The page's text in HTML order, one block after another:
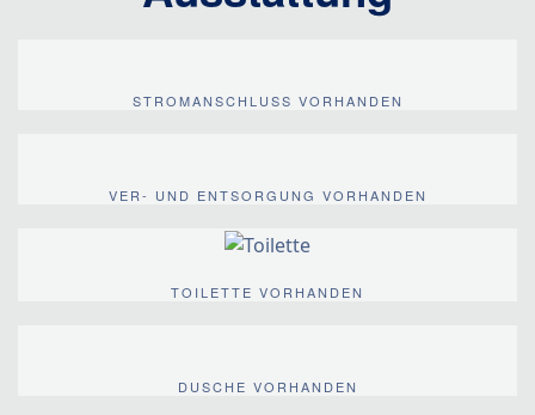
STROMANSCHLUSS VORHANDEN
VER- UND ENTSORGUNG VORHANDEN
TOILETTE VORHANDEN
DUSCHE VORHANDEN